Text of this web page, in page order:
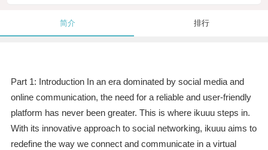
简介 排行
Part 1: Introduction In an era dominated by social media and
online communication, the need for a reliable and user-friendly
platform has never been greater. This is where ikuuu steps in.
With its innovative approach to social networking, ikuuu aims to
redefine the way we connect and communicate in a virtual